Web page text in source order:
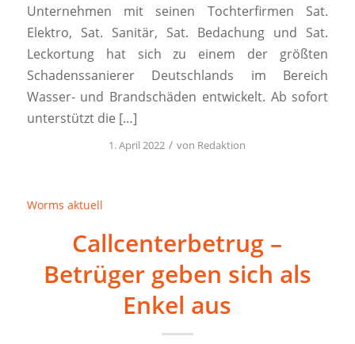
Unternehmen mit seinen Tochterfirmen Sat.
Elektro, Sat. Sanitär, Sat. Bedachung und Sat.
Leckortung hat sich zu einem der größten
Schadenssanierer Deutschlands im Bereich
Wasser- und Brandschäden entwickelt. Ab sofort
unterstützt die […]
1. April 2022 / von Redaktion
Worms aktuell
Callcenterbetrug –
Betrüger geben sich als
Enkel aus